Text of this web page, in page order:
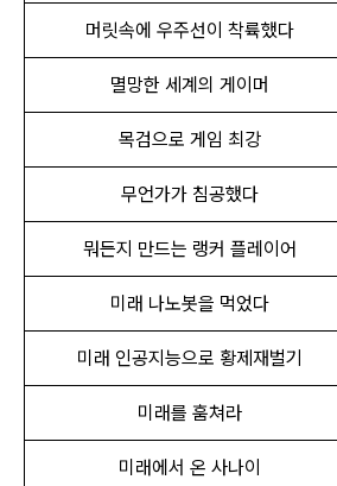
머릿속에 우주선이 착륙했다
멸망한 세계의 게이머
목검으로 게임 최강
무언가가 침공했다
뭐든지 만드는 랭커 플레이어
미래 나노봇을 먹었다
미래 인공지능으로 황제재벌기
미래를 훔쳐라
미래에서 온 사나이